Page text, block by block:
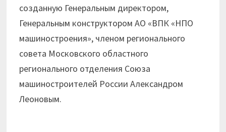
созданную Генеральным директором,
Генеральным конструктором АО «ВПК «НПО
машиностроения», членом регионального
совета Московского областного
регионального отделения Союза
машиностроителей России Александром
Леоновым.